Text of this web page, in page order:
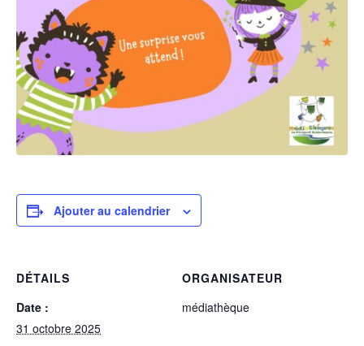
Ajouter au calendrier
DÉTAILS
Date :
31 octobre 2025
ORGANISATEUR
médiathèque